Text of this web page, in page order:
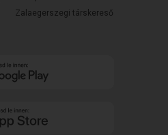
Zalaegerszegi társkereső